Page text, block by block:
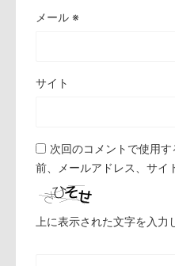
メール ※
サイト
次回のコメントで使用
前、メールアドレス、サイ
上に表示された文字を入力